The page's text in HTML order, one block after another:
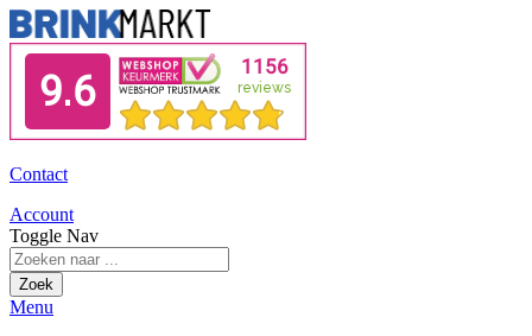
Contact
Account
Toggle Nav
Zoek
Menu